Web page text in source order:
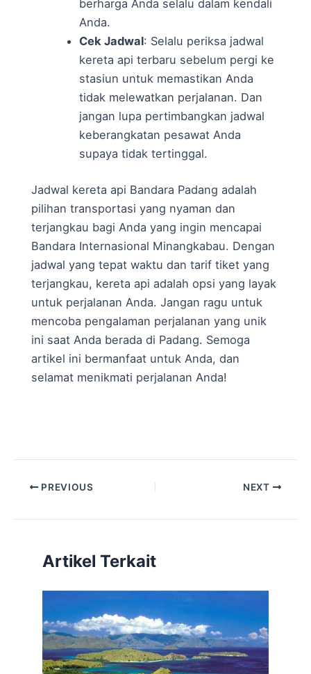
berharga Anda selalu dalam kendali
Anda.
Cek Jadwal: Selalu periksa jadwal
kereta api terbaru sebelum pergi ke
stasiun untuk memastikan Anda
tidak melewatkan perjalanan. Dan
jangan lupa pertimbangkan jadwal
keberangkatan pesawat Anda
supaya tidak tertinggal.
Jadwal kereta api Bandara Padang adalah
pilihan transportasi yang nyaman dan
terjangkau bagi Anda yang ingin mencapai
Bandara Internasional Minangkabau. Dengan
jadwal yang tepat waktu dan tarif tiket yang
terjangkau, kereta api adalah opsi yang layak
untuk perjalanan Anda. Jangan ragu untuk
mencoba pengalaman perjalanan yang unik
ini saat Anda berada di Padang. Semoga
artikel ini bermanfaat untuk Anda, dan
selamat menikmati perjalanan Anda!
PostPREVIOUS NEXT
Artikel Terkait